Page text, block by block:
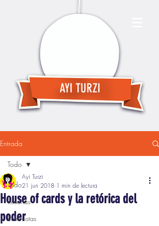
AYI TURZI
Entrada
Todo
Reseñas
Entrevistas
Todo
House of cards y la retórica del
poder
Ayi Turzi
21 jun 2018 1 min de lectura